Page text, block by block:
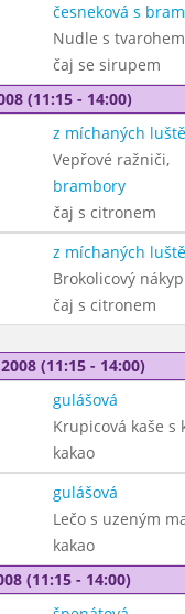
česneková s
Nudle s tvarohem
čaj se sirupem
(11:15 - 14:00)
z míchaných
Vepřové ražniči,
brambory
čaj s citronem
z míchaných
Brokolicový nákyp
čaj s citronem
(11:15 - 14:00)
gulášová
Krupicová kaše s
kakao
gulášová
Lečo s uzeným
kakao
(11:15 - 14:00)